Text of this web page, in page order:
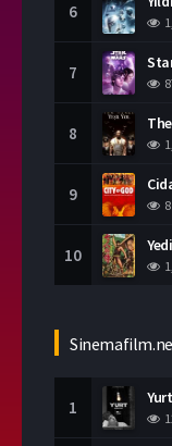
6
7
8
9
10
1